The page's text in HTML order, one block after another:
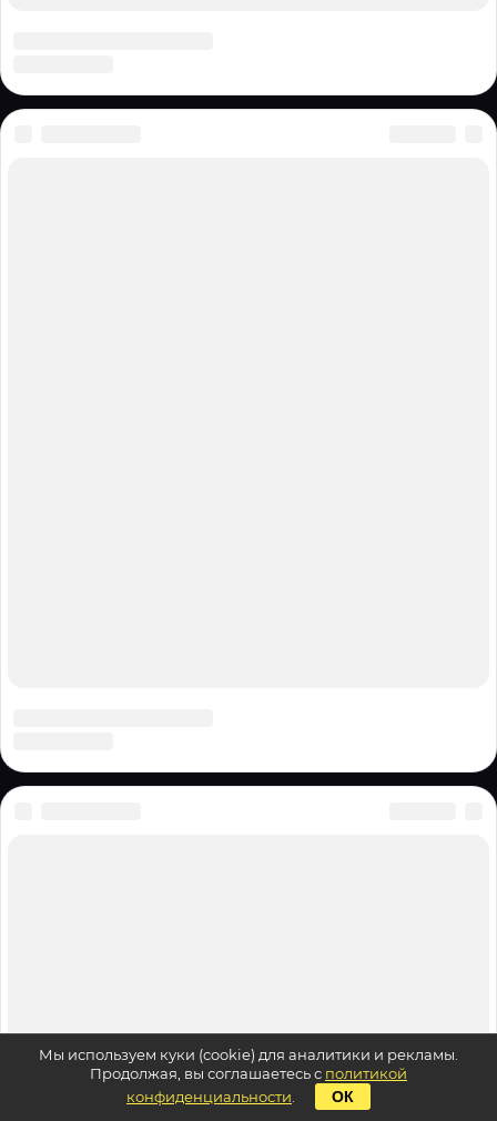
Мы используем куки (cookie) для аналитики и рекламы.
Продолжая, вы соглашаетесь с политикой
конфиденциальности
ОК